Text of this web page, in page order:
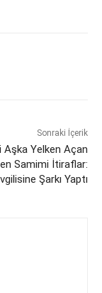
Sonraki İçerik
Aşka Yelken Açan
Samimi İtiraflar:
Şarkı Yaptı